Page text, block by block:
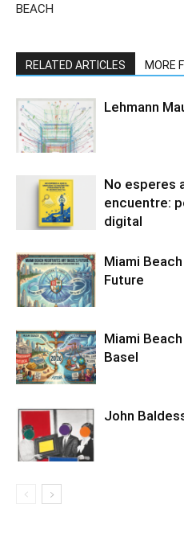
BEACH
RELATED ARTICLES MORE
Lehmann
No esperes
encuentre:
digital
Miami
Future
Miami
Basel
John